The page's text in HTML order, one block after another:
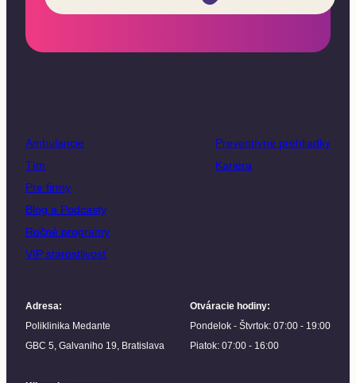
Ambulancie
Tím
Pre firmy
Blog a Podcasty
Ročné programy
VIP starostlivosť
Preventívne prehliadky
Kariéra
Adresa:
Poliklinika Medante
GBC 5, Galvaniho 19, Bratislava
Otváracie hodiny:
Pondelok - Štvrtok: 07:00 - 19:00
Piatok: 07:00 - 16:00